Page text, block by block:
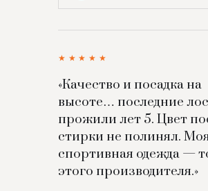
★★★★★
«Качество и посадка на
высоте… последние
прожили лет 5. Цвет
стирки не полинял.
спортивная одежда —
этого производителя.»